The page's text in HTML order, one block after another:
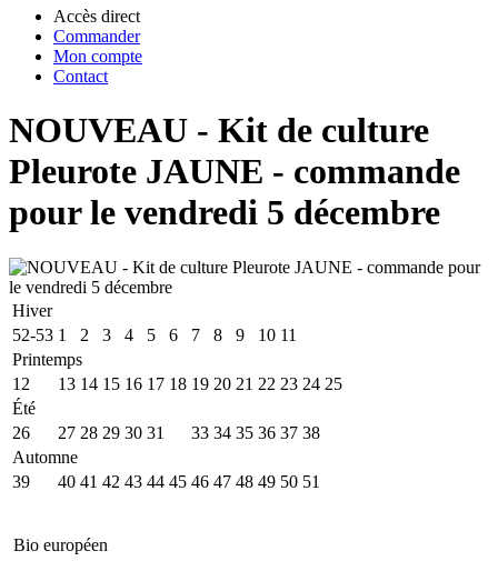
Accès direct
Commander
Mon compte
Contact
NOUVEAU - Kit de culture
Pleurote JAUNE - commande
pour le vendredi 5 décembre
Hiver
52-53 1 2 3 4 5 6 7 8 9 10 11
Printemps
12
13 14 15 16 17 18 19 20 21 22 23 24 25
Été
26
27 28 29 30 31 33 34 35 36 37 38
Automne
39
40 41 42 43 44 45 46 47 48 49 50 51
Bio européen